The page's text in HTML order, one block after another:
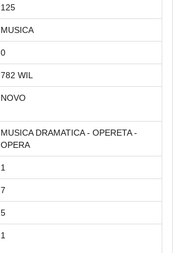
125
MUSICA
0
782 WIL
NOVO
MUSICA DRAMATICA - OPERETA -
OPERA
1
7
5
1